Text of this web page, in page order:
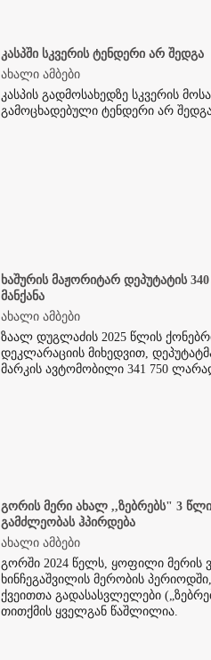
კასპში სკვერის ტენდერი არ შედგა
ახალი ამბები
კასპის გადმოსახედზე სკვერის
გამოცხადებული ტენდერი არ
ხაშურის მაჟორიტარ დეპუტატის 340
მანქანა
ახალი ამბები
ზაალ დუგლაძის 2025 წლის
დეკლარაციის მიხედვით,
მარკის ავტომობილი 341 750
გორის მერი ახალ ,,ზებრებს" 3
გამძლეობას ჰპირდება
ახალი ამბები
გორში 2024 წელს, ყოფილი მერის
ხინჩეგაშვილის მერობის
ქვეითთა გადასასვლელები
თითქმის ყველგან წაშლილია.